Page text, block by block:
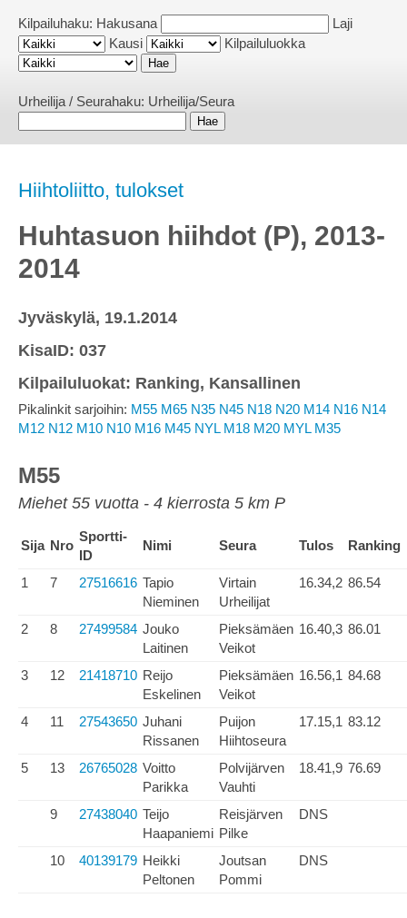
Kilpailuhaku: Hakusana
Laji
Kausi
Kilpailuluokka
Urheilija / Seurahaku: Urheilija/Seura
Hiihtoliitto, tulokset
Huhtasuon hiihdot (P), 2013-
2014
Jyväskylä, 19.1.2014
KisaID: 037
Kilpailuluokat: Ranking, Kansallinen
Pikalinkit sarjoihin: M55 M65 N35 N45 N18 N20 M14 N16 N14
M12 N12 M10 N10 M16 M45 NYL M18 M20 MYL M35
M55
Miehet 55 vuotta - 4 kierrosta 5 km P
Sija Nro
Sportti-
ID
Nimi Seura Tulos Ranking
1 7 27516616 Tapio
Nieminen
Virtain
Urheilijat
16.34,2 86.54
2 8 27499584 Jouko
Laitinen
Pieksämäen
Veikot
16.40,3 86.01
3 12 21418710 Reijo
Eskelinen
Pieksämäen
Veikot
16.56,1 84.68
4 11 27543650 Juhani
Rissanen
Puijon
Hiihtoseura
17.15,1 83.12
5 13 26765028 Voitto
Parikka
Polvijärven
Vauhti
18.41,9 76.69
9 27438040 Teijo
Haapaniemi
Reisjärven
Pilke
DNS
10 40139179 Heikki
Peltonen
Joutsan
Pommi
DNS